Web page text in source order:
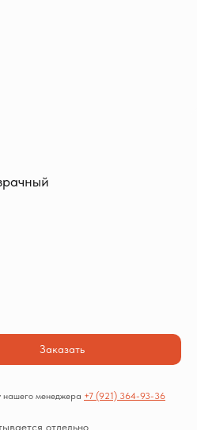
Заказать
нашего менеджера +7 (921) 364-93-36
отдельно